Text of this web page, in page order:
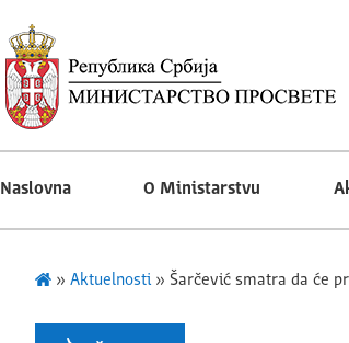
Naslovna O Ministarstvu
» Aktuelnosti» Šarčević smatra da će